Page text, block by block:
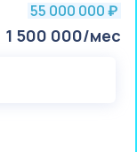
55 000 000 ₽
1 500 000/мес